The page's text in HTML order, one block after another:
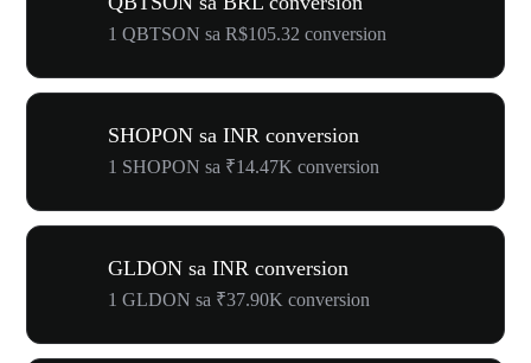
1 QBTSON sa R$105.32 conversion
SHOPON sa INR conversion
1 SHOPON sa ₹14.47K conversion
GLDON sa INR conversion
1 GLDON sa ₹37.90K conversion